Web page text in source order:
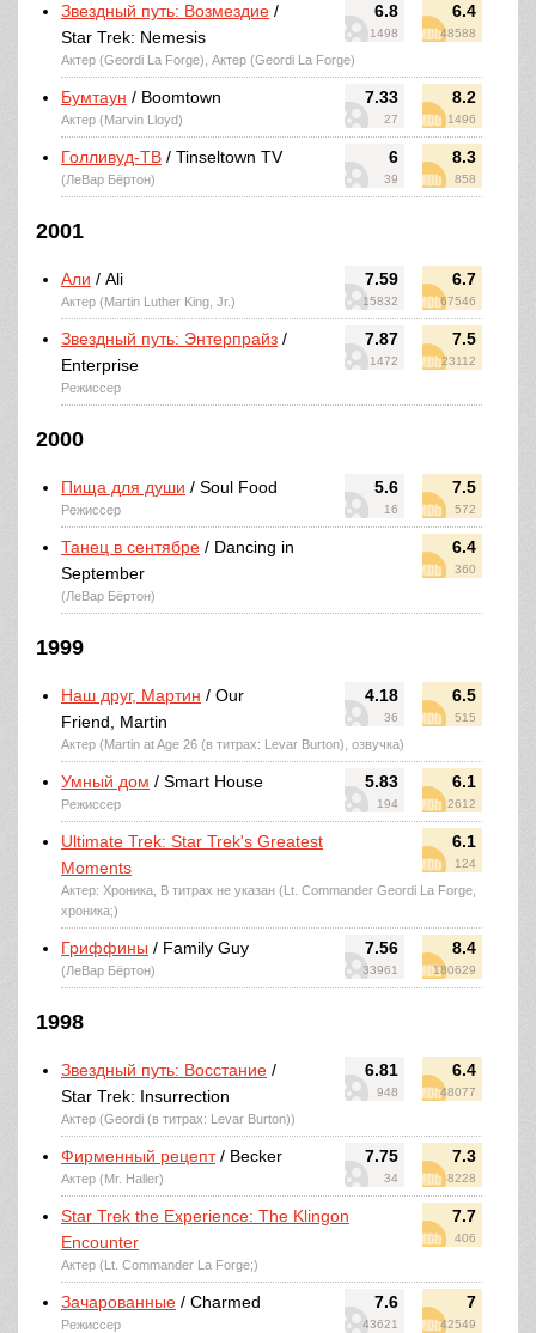
6.8
1498
6.4
48588
Звездный путь: Возмездие /
Star Trek: Nemesis
Актер (Geordi La Forge), Актер (Geordi La Forge)
7.33
27
8.2
1496
Бумтаун / Boomtown
Актер (Marvin Lloyd)
6
39
8.3
858
Голливуд-ТВ / Tinseltown TV
(ЛеВар Бёртон)
2001
7.59
15832
6.7
67546
Али / Ali
Актер (Martin Luther King, Jr.)
7.87
1472
7.5
23112
Звездный путь: Энтерпрайз /
Enterprise
Режиссер
2000
5.6
16
7.5
572
Пища для души / Soul Food
Режиссер
6.4
360
Танец в сентябре / Dancing in
September
(ЛеВар Бёртон)
1999
4.18
36
6.5
515
Наш друг, Мартин / Our
Friend, Martin
Актер (Martin at Age 26 (в титрах: Levar Burton), озвучка)
5.83
194
6.1
2612
Умный дом / Smart House
Режиссер
6.1
124
Ultimate Trek: Star Trek's Greatest
Moments
Актер: Хроника, В титрах не указан (Lt. Commander Geordi La Forge,
хроника;)
7.56
33961
8.4
180629
Гриффины / Family Guy
(ЛеВар Бёртон)
1998
6.81
948
6.4
48077
Звездный путь: Восстание /
Star Trek: Insurrection
Актер (Geordi (в титрах: Levar Burton))
7.75
34
7.3
8228
Фирменный рецепт/ Becker
Актер (Mr. Haller)
7.7
406
Star Trek the Experience: The Klingon
Encounter
Актер (Lt. Commander La Forge;)
7.6
43621
7
42549
Зачарованные / Charmed
Режиссер